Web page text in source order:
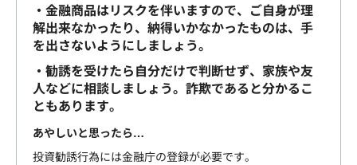
・金融商品はリスクを伴いますので、ご自身が理
解出来なかったり、納得いかなかったものは、手
を出さないようにしましょう。
・勧誘を受けたら自分だけで判断せず、家族や友
人などに相談しましょう。詐欺であると分かるこ
ともあります。
あやしいと思ったら…
投資勧誘行為には金融庁の登録が必要です。